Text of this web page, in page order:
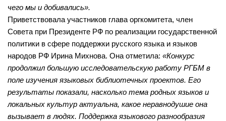
чего мы и добивались».
Приветствовала участников глава оргкомитета, член
Совета при Президенте РФ по реализации государственной
политики в сфере поддержки русского языка и языков
народов РФ Ирина Михнова. Она отметила: «Конкурс
продолжил большую исследовательскую работу РГБМ в
поле изучения языковых библиотечных проектов. Его
результаты показали, насколько тема родных языков и
локальных культур актуальна, какое неравнодушие она
вызывает в людях. Поддержка языкового разнообразия